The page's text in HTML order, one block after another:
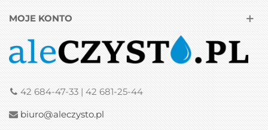
MOJE KONTO
42 684-47-33 | 42 681-25-44
biuro@aleczysto.pl